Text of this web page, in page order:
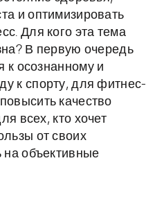
и оптимизировать
Для кого эта тема
В первую очередь
к осознанному и
к спорту, для фитнес-
качество
всех, кто хочет
от своих
на объективные